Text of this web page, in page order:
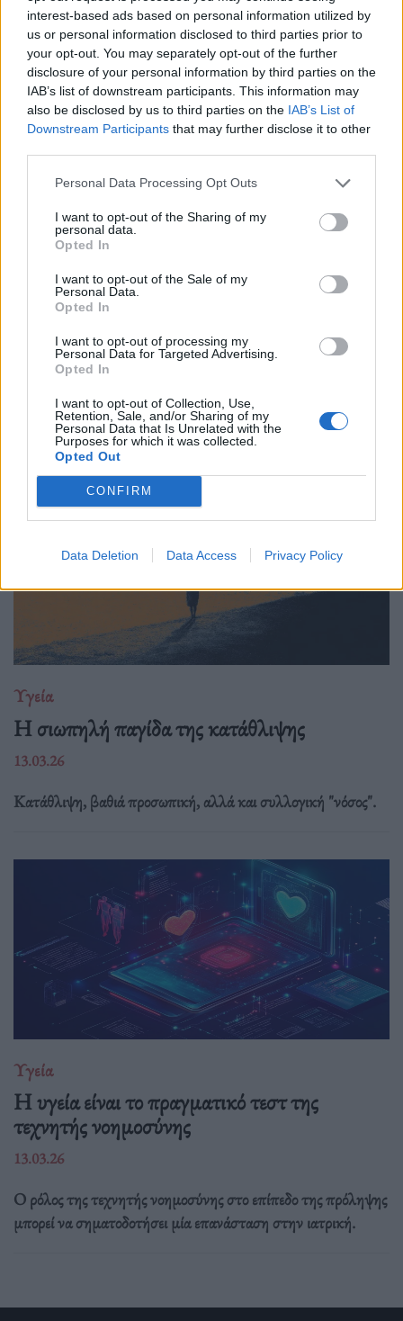
interest-based ads based on personal information utilized by
us or personal information disclosed to third parties prior to
your opt-out. You may separately opt-out of the further
disclosure of your personal information by third parties on the
IAB’s list of downstream participants. This information may
also be disclosed by us to third parties on the IAB’s List of
Downstream Participants that may further disclose it to other
Personal Data Processing Opt Outs
I want to opt-out of the Sharing of my
personal data.
Opted In
I want to opt-out of the Sale of my
Personal Data.
Opted In
I want to opt-out of processing my
Personal Data for Targeted Advertising.
Opted In
I want to opt-out of Collection, Use,
Retention, Sale, and/or Sharing of my
Personal Data that Is Unrelated with the
Purposes for which it was collected.
Opted Out
CONFIRM
Data Deletion Data Access Privacy Policy
Κάταγμα κόπωσης: O αθόρυβος
τραυματισμός που σε σταματά πριν το
καταλάβεις
11.04.26
Δεν έρχεται με θόρυβο, αλλά με επιμονή· το κάταγμα
κόπωσης είναι το μήνυμα του σώματος όταν η
υπερπροσπάθεια ξεπερνά τα όριά του.
Υγεία
Η σιωπηλή παγίδα της κατάθλιψης
13.03.26
Κατάθλιψη, βαθιά προσωπική, αλλά και συλλογική "νόσος".
Υγεία
H υγεία είναι το πραγματικό τεστ της
τεχνητής νοημοσύνης
13.03.26
Ο ρόλος της τεχνητής νοημοσύνης στο επίπεδο της πρόληψης
μπορεί να σηματοδοτήσει μία επανάσταση στην ιατρική.